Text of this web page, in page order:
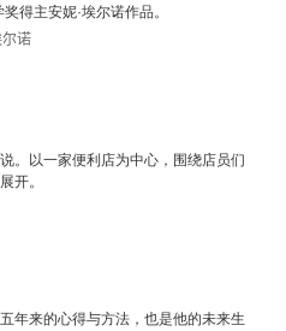
曼则将《荒原狼》与《尤
划为一类，认为其 “实验
之先河。哈利・哈勒自
立，关于这种二元性，书
：在过去，我只允许自己
己本身就很擅长且喜爱的
一个独立自主的存在，进
人格，过着只有一个哈利
得主安妮·埃尔诺作品。
诺
。以一家便利店为中心，围绕店员们
开。
年来的心得与方法，也是他的未来生